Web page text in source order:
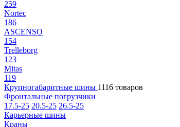
259
Nortec
186
ASCENSO
154
Trelleborg
123
Mitas
119
Крупногабаритные шины 1116 товаров
Фронтальные погрузчики
17.5-25 20.5-25 26.5-25
Карьерные шины
Краны